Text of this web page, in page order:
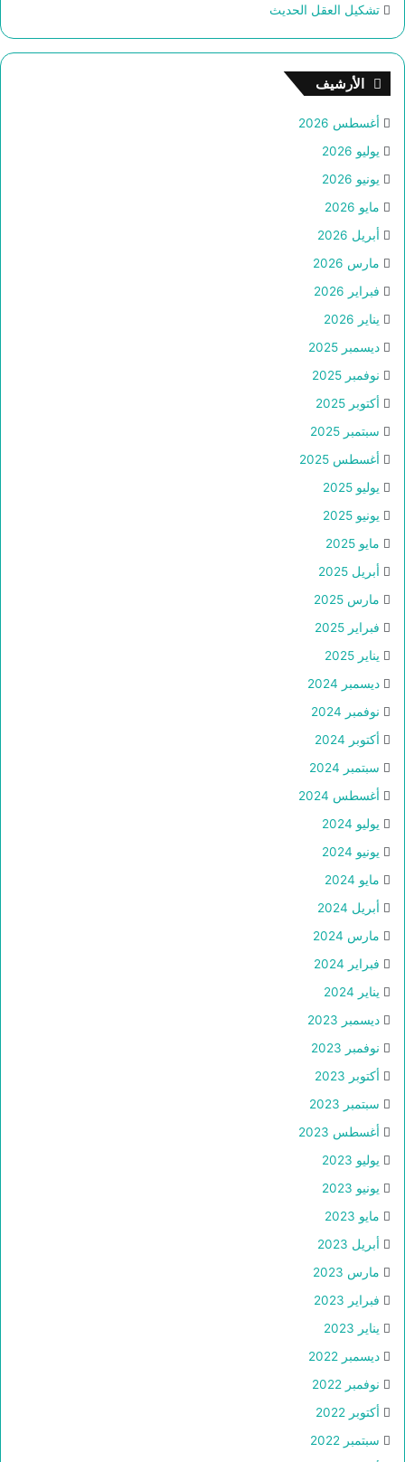
تشكيل العقل الحديث
الأرشيف
أغسطس 2026
يوليو 2026
يونيو 2026
مايو 2026
أبريل 2026
مارس 2026
فبراير 2026
يناير 2026
ديسمبر 2025
نوفمبر 2025
أكتوبر 2025
سبتمبر 2025
أغسطس 2025
يوليو 2025
يونيو 2025
مايو 2025
أبريل 2025
مارس 2025
فبراير 2025
يناير 2025
ديسمبر 2024
نوفمبر 2024
أكتوبر 2024
سبتمبر 2024
أغسطس 2024
يوليو 2024
يونيو 2024
مايو 2024
أبريل 2024
مارس 2024
فبراير 2024
يناير 2024
ديسمبر 2023
نوفمبر 2023
أكتوبر 2023
سبتمبر 2023
أغسطس 2023
يوليو 2023
يونيو 2023
مايو 2023
أبريل 2023
مارس 2023
فبراير 2023
يناير 2023
ديسمبر 2022
نوفمبر 2022
أكتوبر 2022
سبتمبر 2022